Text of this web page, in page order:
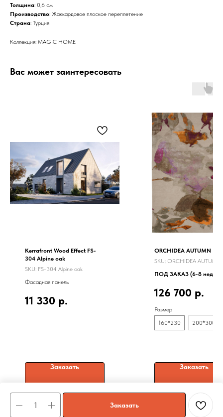
Заказать
Толщина: 0,6 см
Производство: Жаккардовое плоское переплетение
Страна: Турция
Коллекция: MAGIC HOME
Вас может заинтересовать
Kerrafront Wood Effect FS-
304 Alpine oak
SKU: FS-304 Alpine oak
Фасадная панель
11 330 р.
Заказать
ORCHIDEA AUTUMN
SKU: ORCHIDEA
ПОД ЗАКАЗ (6-8
126 700 р.
Размер
160*230
200*300
Заказать